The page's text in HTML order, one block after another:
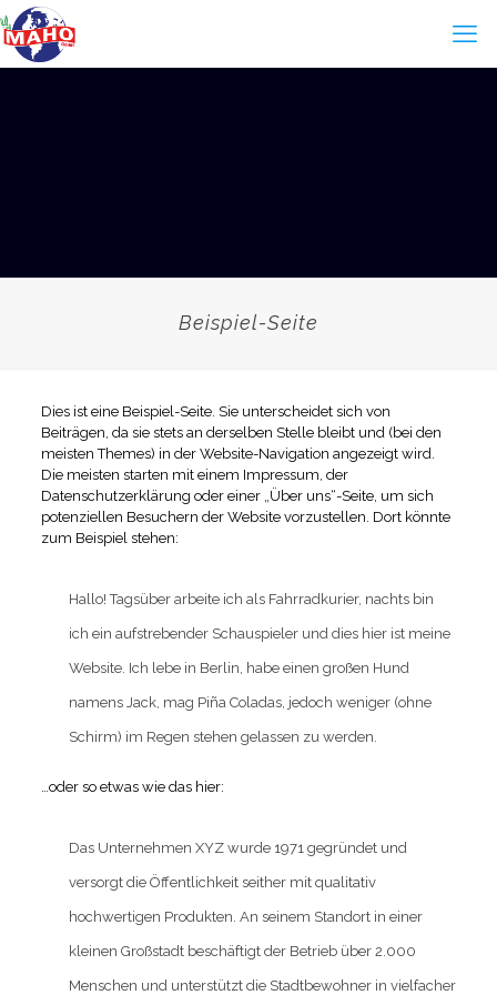
Beispiel-Seite
Dies ist eine Beispiel-Seite. Sie unterscheidet sich von
Beiträgen, da sie stets an derselben Stelle bleibt und (bei den
meisten Themes) in der Website-Navigation angezeigt wird.
Die meisten starten mit einem Impressum, der
Datenschutzerklärung oder einer „Über uns“-Seite, um sich
potenziellen Besuchern der Website vorzustellen. Dort könnte
zum Beispiel stehen:
Hallo! Tagsüber arbeite ich als Fahrradkurier, nachts bin
ich ein aufstrebender Schauspieler und dies hier ist meine
Website. Ich lebe in Berlin, habe einen großen Hund
namens Jack, mag Piña Coladas, jedoch weniger (ohne
Schirm) im Regen stehen gelassen zu werden.
…oder so etwas wie das hier:
Das Unternehmen XYZ wurde 1971 gegründet und
versorgt die Öffentlichkeit seither mit qualitativ
hochwertigen Produkten. An seinem Standort in einer
kleinen Großstadt beschäftigt der Betrieb über 2.000
Menschen und unterstützt die Stadtbewohner in vielfacher